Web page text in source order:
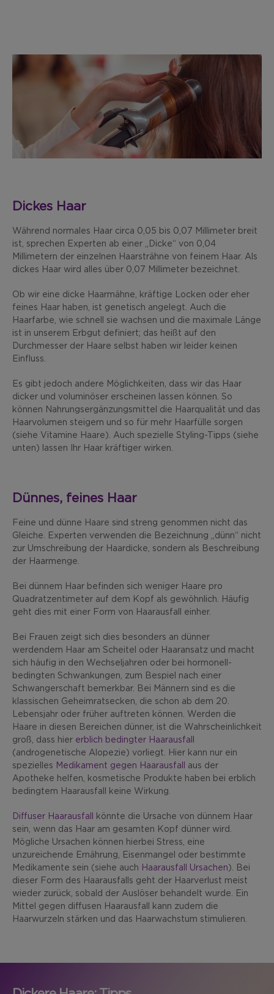
Dickes Haar
Während normales Haar circa 0,05 bis 0,07 Millimeter breit
ist, sprechen Experten ab einer „Dicke“ von 0,04
Millimetern der einzelnen Haarsträhne von feinem Haar. Als
dickes Haar wird alles über 0,07 Millimeter bezeichnet.
Ob wir eine dicke Haarmähne, kräftige Locken oder eher
feines Haar haben, ist genetisch angelegt. Auch die
Haarfarbe, wie schnell sie wachsen und die maximale Länge
ist in unserem Erbgut definiert; das heißt auf den
Durchmesser der Haare selbst haben wir leider keinen
Einfluss.
Es gibt jedoch andere Möglichkeiten, dass wir das Haar
dicker und voluminöser erscheinen lassen können. So
können Nahrungsergänzungsmittel die Haarqualität und das
Haarvolumen steigern und so für mehr Haarfülle sorgen
(siehe Vitamine Haare). Auch spezielle Styling-Tipps (siehe
unten) lassen Ihr Haar kräftiger wirken.
Dünnes, feines Haar
Feine und dünne Haare sind streng genommen nicht das
Gleiche. Experten verwenden die Bezeichnung „dünn“ nicht
zur Umschreibung der Haardicke, sondern als Beschreibung
der Haarmenge.
Bei dünnem Haar befinden sich weniger Haare pro
Quadratzentimeter auf dem Kopf als gewöhnlich. Häufig
geht dies mit einer Form von Haarausfall einher.
Bei Frauen zeigt sich dies besonders an dünner
werdendem Haar am Scheitel oder Haaransatz und macht
sich häufig in den Wechseljahren oder bei hormonell-
bedingten Schwankungen, zum Bespiel nach einer
Schwangerschaft bemerkbar. Bei Männern sind es die
klassischen Geheimratsecken, die schon ab dem 20.
Lebensjahr oder früher auftreten können. Werden die
Haare in diesen Bereichen dünner, ist die Wahrscheinlichkeit
groß, dass hier erblich bedingter Haarausfall
(androgenetische Alopezie) vorliegt. Hier kann nur ein
spezielles Medikament gegen Haarausfall
aus der
Apotheke helfen, kosmetische Produkte haben bei erblich
bedingtem Haarausfall keine Wirkung.
Diffuser Haarausfall
könnte die Ursache von dünnem Haar
sein, wenn das Haar am gesamten Kopf dünner wird.
Mögliche Ursachen können hierbei Stress, eine
unzureichende Ernährung, Eisenmangel oder bestimmte
Medikamente sein (siehe auch Haarausfall Ursachen ). Bei
dieser Form des Haarausfalls geht der Haarverlust meist
wieder zurück, sobald der Auslöser behandelt wurde. Ein
Mittel gegen diffusen Haarausfall kann zudem die
Haarwurzeln stärken und das Haarwachstum stimulieren.